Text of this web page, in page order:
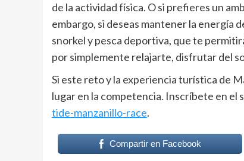
de la actividad física. O si prefieres un
embargo, si deseas mantener la energía
snorkel y pesca deportiva, que te
por simplemente relajarte, disfrutar del
Si este reto y la experiencia turística de
lugar en la competencia. Inscríbete en el
tide-manzanillo-race.
Compartir en Facebook